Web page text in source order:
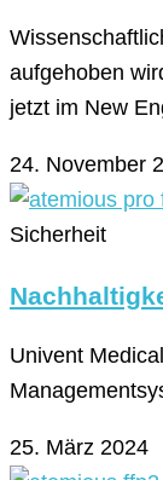
aufgehoben
jetzt im New
24. November
Sicherheit
Univent
25. März 2024